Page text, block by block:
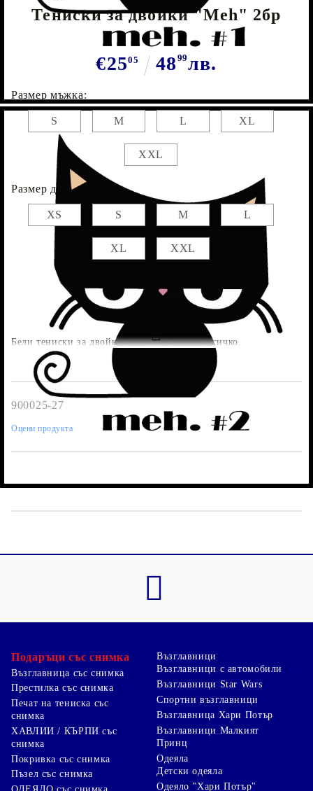
Тениски за двойки "Meh" 2бр
€2505 48 99лв.
Бели тениски за двойки, които са видели всичко.
Размер мъжка:
S M L XL
XXL
Размер дамска :
XS S M L
XL XXL
900025-27
Оцени продукта
Подаръци със снимка
Възглавница със снимка
Престилка със снимка
Печат на тениска със
снимка
ХАВЛИИ / КЪРПИ със
снимка
Покривка със снимка
Пъзел със снимка
Възглавници
Възглавници с автомобили
Възглавници Star Wars
Спортни възглавници
Възглавница Хари Потър
Възглавници Малкият
Принц
Одеяла
Детски одеяла
Одеяло "Хари Потър"